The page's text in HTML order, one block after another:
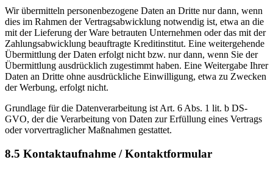
Wir übermitteln personenbezogene Daten an Dritte nur dann, wenn
dies im Rahmen der Vertragsabwicklung notwendig ist, etwa an die
mit der Lieferung der Ware betrauten Unternehmen oder das mit der
Zahlungsabwicklung beauftragte Kreditinstitut. Eine weitergehende
Übermittlung der Daten erfolgt nicht bzw. nur dann, wenn Sie der
Übermittlung ausdrücklich zugestimmt haben. Eine Weitergabe Ihrer
Daten an Dritte ohne ausdrückliche Einwilligung, etwa zu Zwecken
der Werbung, erfolgt nicht.
Grundlage für die Datenverarbeitung ist Art. 6 Abs. 1 lit. b DS-
GVO, der die Verarbeitung von Daten zur Erfüllung eines Vertrags
oder vorvertraglicher Maßnahmen gestattet.
8.5 Kontaktaufnahme / Kontaktformular